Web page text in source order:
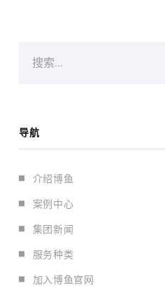
搜索...
导航
介绍博鱼
案例中心
集团新闻
服务种类
加入博鱼官网